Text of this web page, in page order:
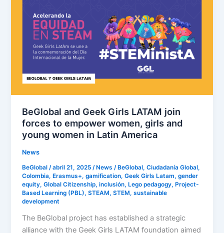
BeGlobal and Geek Girls LATAM join
forces to empower women, girls and
young women in Latin America
News
BeGlobal/abril 21, 2025/ News / BeGlobal,Ciudadanía Global,
Colombia, Erasmus+,gamification,Geek Girls Latam,gender
equity,Global Citizenship,inclusión, Lego pedagogy, Project-
Based Learning (PBL),STEAM,STEM,sustainable
development
The BeGlobal project has established a strategic
alliance with the Geek Girls LATAM foundation aimed
Geek
Girls
LATAM
join
forces
empower
women,
girls
and
young
women
in
Latin
America